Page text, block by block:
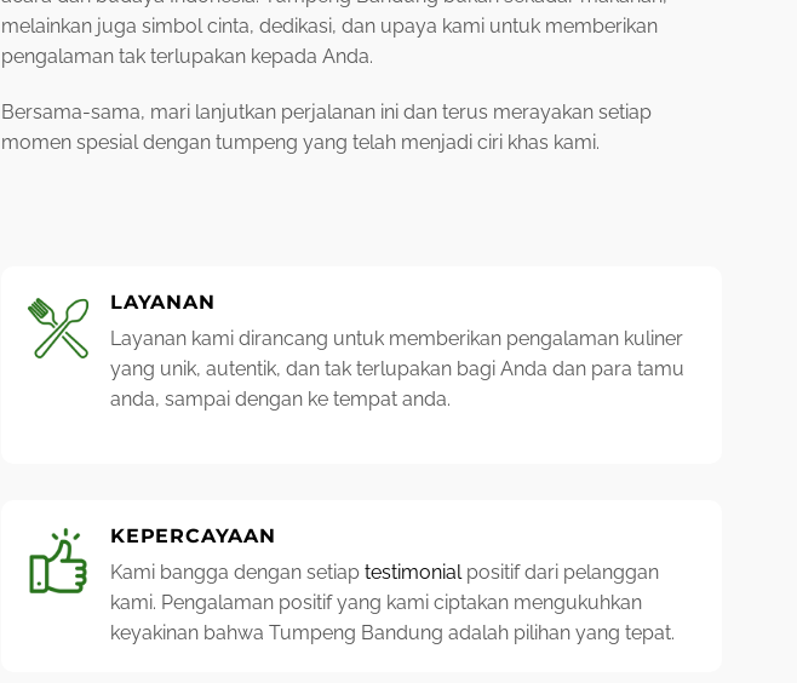
melainkan juga simbol cinta, dedikasi, dan upaya kami untuk memberikan
pengalaman tak terlupakan kepada Anda.
Bersama-sama, mari lanjutkan perjalanan ini dan terus merayakan setiap
momen spesial dengan tumpeng yang telah menjadi ciri khas kami.
LAYANAN
Layanan kami dirancang untuk memberikan pengalaman kuliner
yang unik, autentik, dan tak terlupakan bagi Anda dan para tamu
anda, sampai dengan ke tempat anda.
KEPERCAYAAN
Kami bangga dengan setiap testimonialpositif dari pelanggan
kami. Pengalaman positif yang kami ciptakan mengukuhkan
keyakinan bahwa Tumpeng Bandung adalah pilihan yang tepat.